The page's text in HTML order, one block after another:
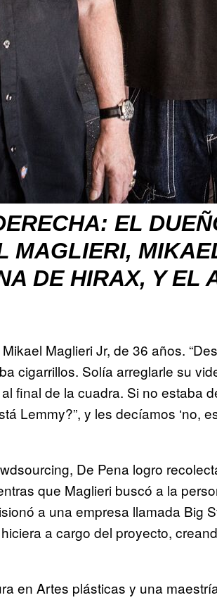
EL
MAGLIERI,
DE HIRAX, Y EL
Maglieri Jr, de 36 años.
cigarrillos. Solía arreglarle su
final de la cuadra. Si no estaba
Lemmy?”, y les decíamos ‘no,
De Pena logro
que Maglieri buscó a la
a una empresa llamada Big
a cargo del proyecto,
en Artes plásticas y una